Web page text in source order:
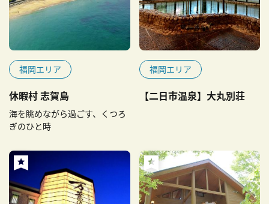
福岡エリア
休暇村 志賀島
海を眺めながら過ごす、くつろ
ぎのひと時
福岡エリア
【二日市温泉】大丸別荘